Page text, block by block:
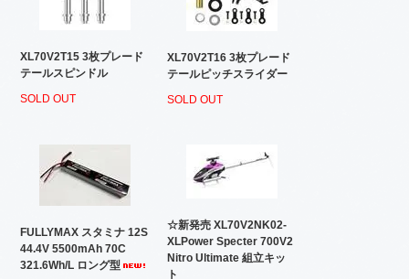
XL70V2T15 3枚プレード
テールスピンドル
SOLD OUT
XL70V2T16 3枚プレード
テールピッチスライダー
SOLD OUT
FULLYMAX スタミナ 12S
44.4V 5500mAh 70C
321.6Wh/L ロング型
☆新発売 XL70V2NK02-
XLPower Specter 700V2
Nitro Ultimate 組立キッ
ト